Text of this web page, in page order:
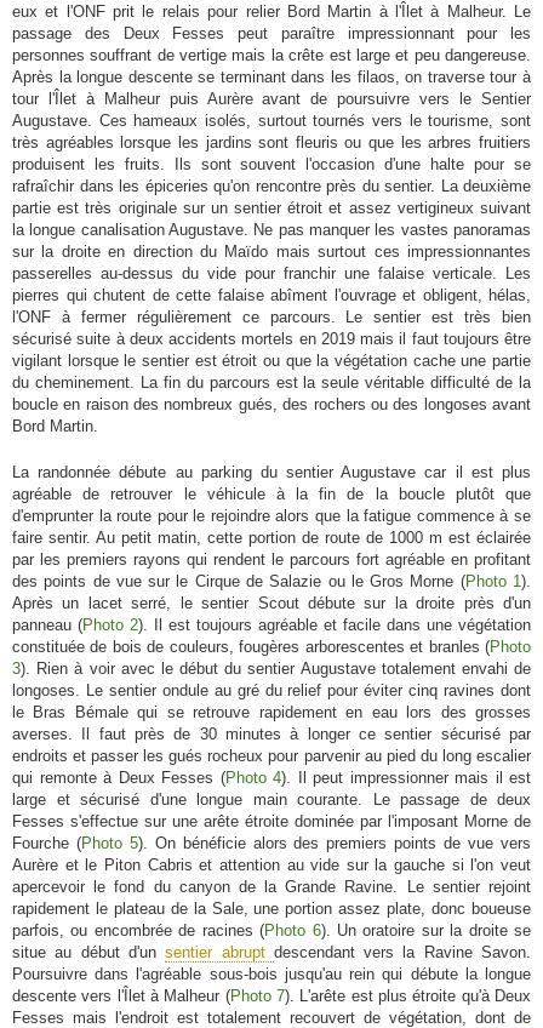
eux et l'ONF prit le relais pour relier Bord Martin à l'Îlet à Malheur. Le
passage des Deux Fesses peut paraître impressionnant pour les
personnes souffrant de vertige mais la crête est large et peu dangereuse.
Après la longue descente se terminant dans les filaos, on traverse tour à
tour l'Îlet à Malheur puis Aurère avant de poursuivre vers le Sentier
Augustave. Ces hameaux isolés, surtout tournés vers le tourisme, sont
très agréables lorsque les jardins sont fleuris ou que les arbres fruitiers
produisent les fruits. Ils sont souvent l'occasion d'une halte pour se
rafraîchir dans les épiceries qu'on rencontre près du sentier. La deuxième
partie est très originale sur un sentier étroit et assez vertigineux suivant
la longue canalisation Augustave. Ne pas manquer les vastes panoramas
sur la droite en direction du Maïdo mais surtout ces impressionnantes
passerelles au-dessus du vide pour franchir une falaise verticale. Les
pierres qui chutent de cette falaise abîment l'ouvrage et obligent, hélas,
l'ONF à fermer régulièrement ce parcours. Le sentier est très bien
sécurisé suite à deux accidents mortels en 2019 mais il faut toujours être
vigilant lorsque le sentier est étroit ou que la végétation cache une partie
du cheminement. La fin du parcours est la seule véritable difficulté de la
boucle en raison des nombreux gués, des rochers ou des longoses avant
Bord Martin.
La randonnée débute au parking du sentier Augustave car il est plus
agréable de retrouver le véhicule à la fin de la boucle plutôt que
d'emprunter la route pour le rejoindre alors que la fatigue commence à se
faire sentir. Au petit matin, cette portion de route de 1000 m est éclairée
par les premiers rayons qui rendent le parcours fort agréable en profitant
des points de vue sur le Cirque de Salazie ou le Gros Morne (Photo 1).
Après un lacet serré, le sentier Scout débute sur la droite près d'un
panneau (Photo 2). Il est toujours agréable et facile dans une végétation
constituée de bois de couleurs, fougères arborescentes et branles (Photo
3). Rien à voir avec le début du sentier Augustave totalement envahi de
longoses. Le sentier ondule au gré du relief pour éviter cinq ravines dont
le Bras Bémale qui se retrouve rapidement en eau lors des grosses
averses. Il faut près de 30 minutes à longer ce sentier sécurisé par
endroits et passer les gués rocheux pour parvenir au pied du long escalier
qui remonte à Deux Fesses (Photo 4). Il peut impressionner mais il est
large et sécurisé d'une longue main courante. Le passage de deux
Fesses s'effectue sur une arête étroite dominée par l'imposant Morne de
Fourche (Photo 5). On bénéficie alors des premiers points de vue vers
Aurère et le Piton Cabris et attention au vide sur la gauche si l'on veut
apercevoir le fond du canyon de la Grande Ravine. Le sentier rejoint
rapidement le plateau de la Sale, une portion assez plate, donc boueuse
parfois, ou encombrée de racines (Photo 6). Un oratoire sur la droite se
situe au début d'unsentier abrupt descendant vers la Ravine Savon.
Poursuivre dans l'agréable sous-bois jusqu'au rein qui débute la longue
descente vers l'Îlet à Malheur (Photo 7). L'arête est plus étroite qu'à Deux
Fesses mais l'endroit est totalement recouvert de végétation, dont de